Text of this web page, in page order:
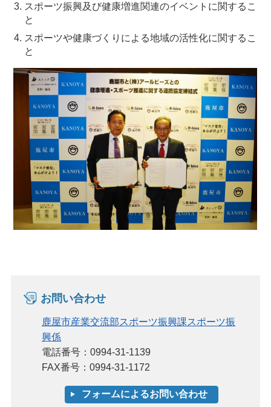
スポーツ振興及び健康増進関連のイベントに関するこ
と
スポーツや健康づくりによる地域の活性化に関するこ
と
お問い合わせ
鹿屋市産業交流部スポーツ振興課スポーツ振
興係
電話番号：0994-31-1139
FAX番号：0994-31-1172